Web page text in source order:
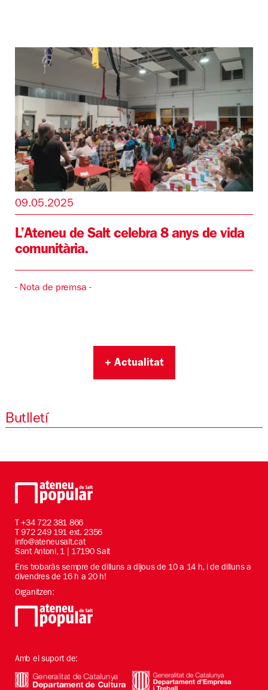
09.05.2025
L’Ateneu de Salt celebra 8 anys de vida
comunitària.
- Nota de premsa -
+ Actualitat
Butlletí
T+34 722 381 866
T 972 249 191 ext. 2356
info@ateneusalt.cat
Sant Antoni, 1 | 17190 Salt
Ens trobaràs sempre de dilluns a dijous de 10 a 14 h, i de dilluns a
divendres de 16 h a 20 h!
Organitzen:
Amb el suport de: